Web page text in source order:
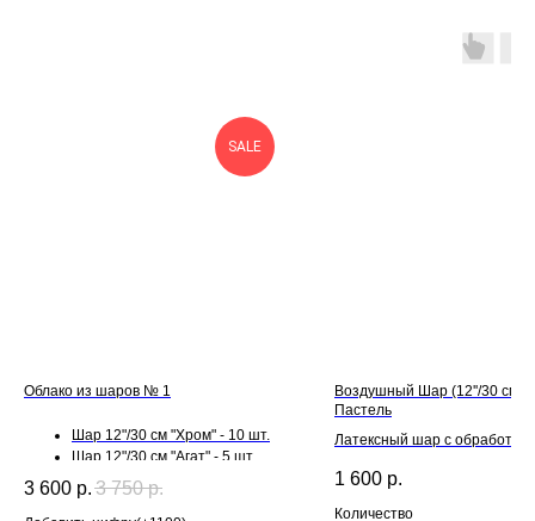
SALE
Облако из шаров № 1
Шар 12"/30 см "Хром" - 10 шт.
Шар 12"/30 см "Агат" - 5 шт.
3 600 р. 3 750 р.
Воздушный Шар (12''/30 см)
Пастель
Латексный шар с
1 600 р.
Количество